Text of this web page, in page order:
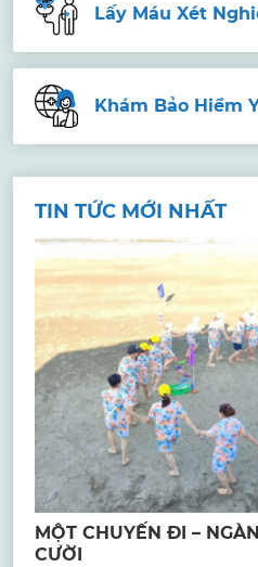
Lấy Máu Xét
Khám Bảo Hiểm
TIN TỨC MỚI NHẤT
MỘT CHUYẾN ĐI –
CƯỜI